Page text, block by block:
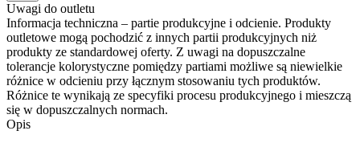
Uwagi do outletu
Informacja techniczna – partie produkcyjne i odcienie. Produkty
outletowe mogą pochodzić z innych partii produkcyjnych niż
produkty ze standardowej oferty. Z uwagi na dopuszczalne
tolerancje kolorystyczne pomiędzy partiami możliwe są niewielkie
różnice w odcieniu przy łącznym stosowaniu tych produktów.
Różnice te wynikają ze specyfiki procesu produkcyjnego i mieszczą
się w dopuszczalnych normach.
Opis